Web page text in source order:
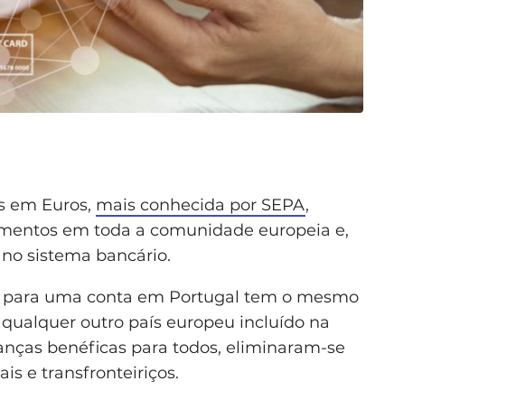
em Euros, mais conhecida por SEPA,
em toda a comunidade europeia e,
sistema bancário.
para uma conta em Portugal tem o mesmo
outro país europeu incluído na
benéficas para todos, eliminaram-se
e transfronteiriços.